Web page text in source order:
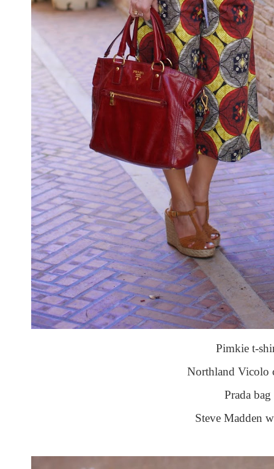
Pimkie t-
Northland Vicolo
Prada bag
Steve Madden